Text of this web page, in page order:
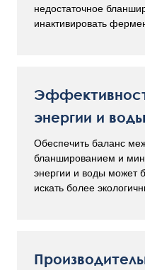
недостаточное
инактивировать
энергии и воды
Обеспечить баланс
бланшированием и
энергии и воды может
искать более